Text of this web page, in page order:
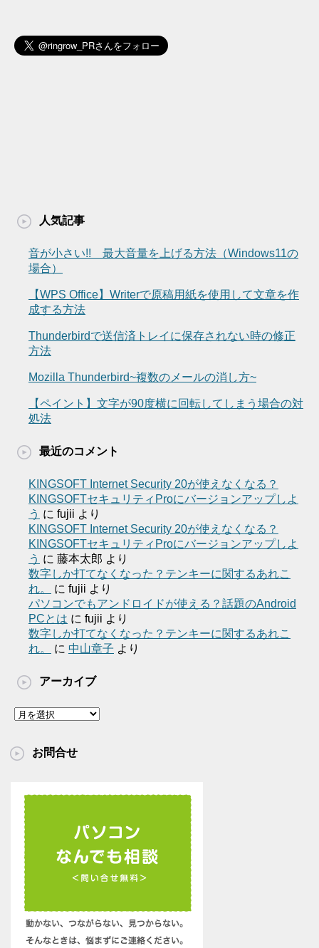
人気記事
音が小さい!! 最大音量を上げる方法（Windows11の
場合）
【WPS Office】Writerで原稿用紙を使用して文章を作
成する方法
Thunderbirdで送信済トレイに保存されない時の修正
方法
Mozilla Thunderbird~複数のメールの消し方~
【ペイント】文字が90度横に回転してしまう場合の対
処法
最近のコメント
KINGSOFT Internet Security 20が使えなくなる？
KINGSOFTセキュリティProにバージョンアップしよ
う に fujii より
KINGSOFT Internet Security 20が使えなくなる？
KINGSOFTセキュリティProにバージョンアップしよ
う に 藤本太郎 より
数字しか打てなくなった？テンキーに関するあれこ
れ。
に fujii より
パソコンでもアンドロイドが使える？話題のAndroid
PCとは に fujii より
数字しか打てなくなった？テンキーに関するあれこ
れ。
に 中山章子 より
アーカイブ
ア
イ
お問合せ